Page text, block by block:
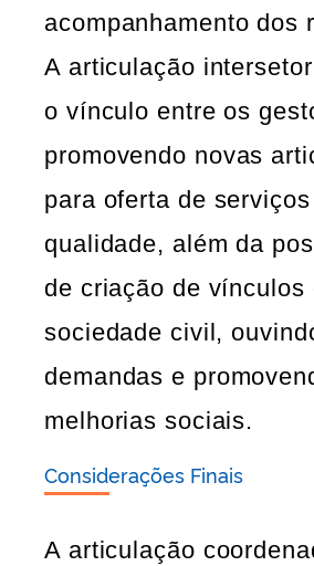
acompanhamento dos
A articulação
o vínculo entre os
promovendo novas
para oferta de
qualidade, além da
de criação de vínculos
sociedade civil,
demandas e
melhorias sociais.
Considerações Finais
A articulação